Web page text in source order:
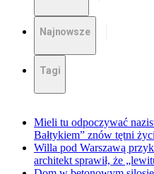
Najnowsze
Tagi
Mieli tu odpoczywać
Bałtykiem” znów tętni
Willa pod Warszawą
architekt sprawił, że